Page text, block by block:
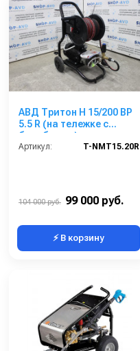
АВД Тритон H 15/200 BP
5.5 R (на тележке с
барабаном)
Артикул: T-NMT15.20R
104 000 руб. 99 000 руб.
⚡ В корзину